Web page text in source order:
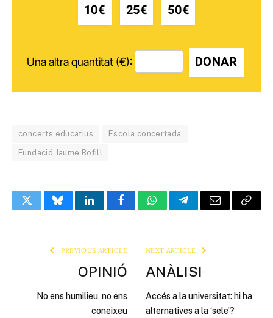
10€ 25€ 50€
Una altra quantitat (€): DONAR
concerts educatius Escola concertada
Fundació Jaume Bofill
TwitterBlueskyLinkedInFacebookWhatsAppTelegramEmail Copy
PREVIOUS ARTICLE
OPINIÓ
No ens humilieu, no ens
coneixeu
NEXT ARTICLE
ANÀLISI
Accés a la universitat: hi ha
alternatives a la ‘sele’?